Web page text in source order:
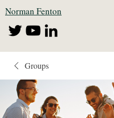
Norman Fenton
Groups